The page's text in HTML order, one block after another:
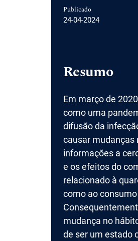
Publicado
24-04-2024
Resumo
Em março de
como uma
difusão da
causar mudanças
informações a
e os efeitos do
relacionado à
como ao
mudança no
de ser um estado